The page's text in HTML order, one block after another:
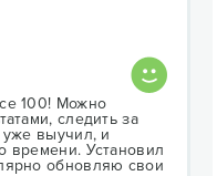
100! Можно
следить за
уже выучил, и
времени. Установил
обновляю свои